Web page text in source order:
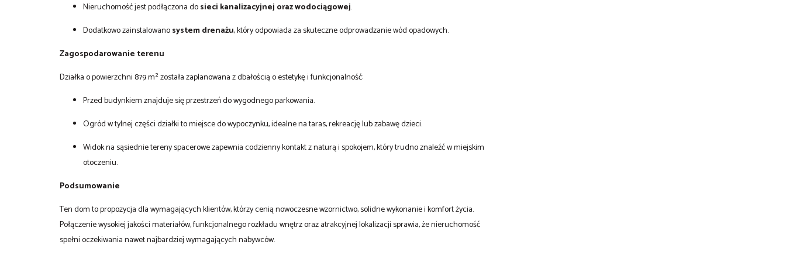
Nieruchomość jest podłączona dosieci kanalizacyjnej oraz wodociągowej.
Dodatkowo zainstalowanosystem drenażu, który odpowiada za skuteczne odprowadzanie wód opadowych.
Zagospodarowanie terenu
Działka o powierzchni 879 m² została zaplanowana z dbałością o estetykę i funkcjonalność:
Przed budynkiem znajduje się przestrzeń do wygodnego parkowania.
Ogród w tylnej części działki to miejsce do wypoczynku, idealne na taras, rekreację lub zabawę dzieci.
Widok na sąsiednie tereny spacerowe zapewnia codzienny kontakt z naturą i spokojem, który trudno znaleźć w miejskim
otoczeniu.
Podsumowanie
Ten dom to propozycja dla wymagających klientów, którzy cenią nowoczesne wzornictwo, solidne wykonanie i komfort życia.
Połączenie wysokiej jakości materiałów, funkcjonalnego rozkładu wnętrz oraz atrakcyjnej lokalizacji sprawia, że nieruchomość
spełni oczekiwania nawet najbardziej wymagających nabywców.